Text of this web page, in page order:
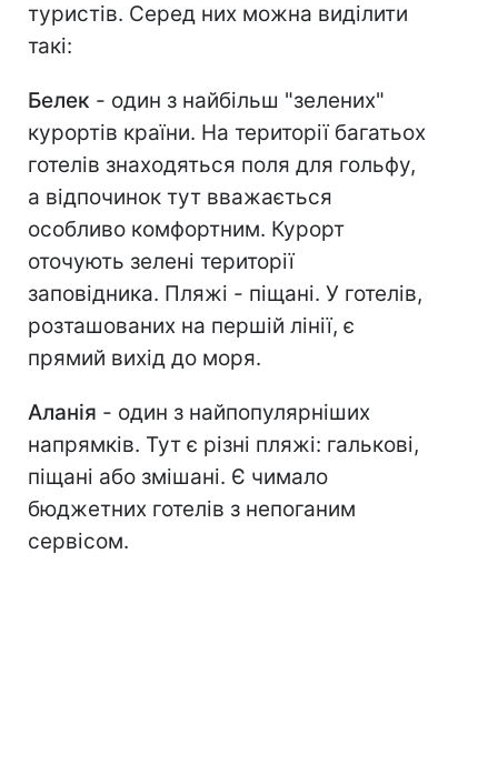
туристів. Серед них можна виділити
такі:
Белек - один з найбільш "зелених"
курортів країни. На території багатьох
готелів знаходяться поля для гольфу,
а відпочинок тут вважається
особливо комфортним. Курорт
оточують зелені території
заповідника. Пляжі - піщані. У готелів,
розташованих на першій лінії, є
прямий вихід до моря.
Аланія - один з найпопулярніших
напрямків. Тут є різні пляжі: галькові,
піщані або змішані. Є чимало
бюджетних готелів з непоганим
сервісом.